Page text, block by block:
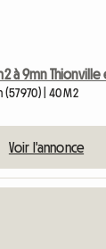
à 9mn
(57970) | 40 M2
Voir l'annonce